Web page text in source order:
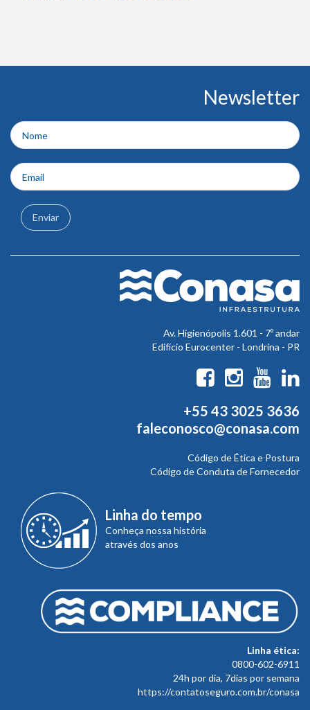
rodapé
Newsletter
Enviar
Av. Higienópolis 1.601 - 7º andar
Edifício Eurocenter - Londrina - PR
+55 43 3025 3636
faleconosco@conasa.com
Código de Ética e Postura
Código de Conduta de Fornecedor
Linha do tempo
Conheça nossa história
através dos anos
Linha ética:
0800-602-6911
24h por dia, 7dias por semana
https://contatoseguro.com.br/conasa